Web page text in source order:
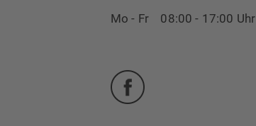
Mo - Fr 08:00 - 17:00 Uhr